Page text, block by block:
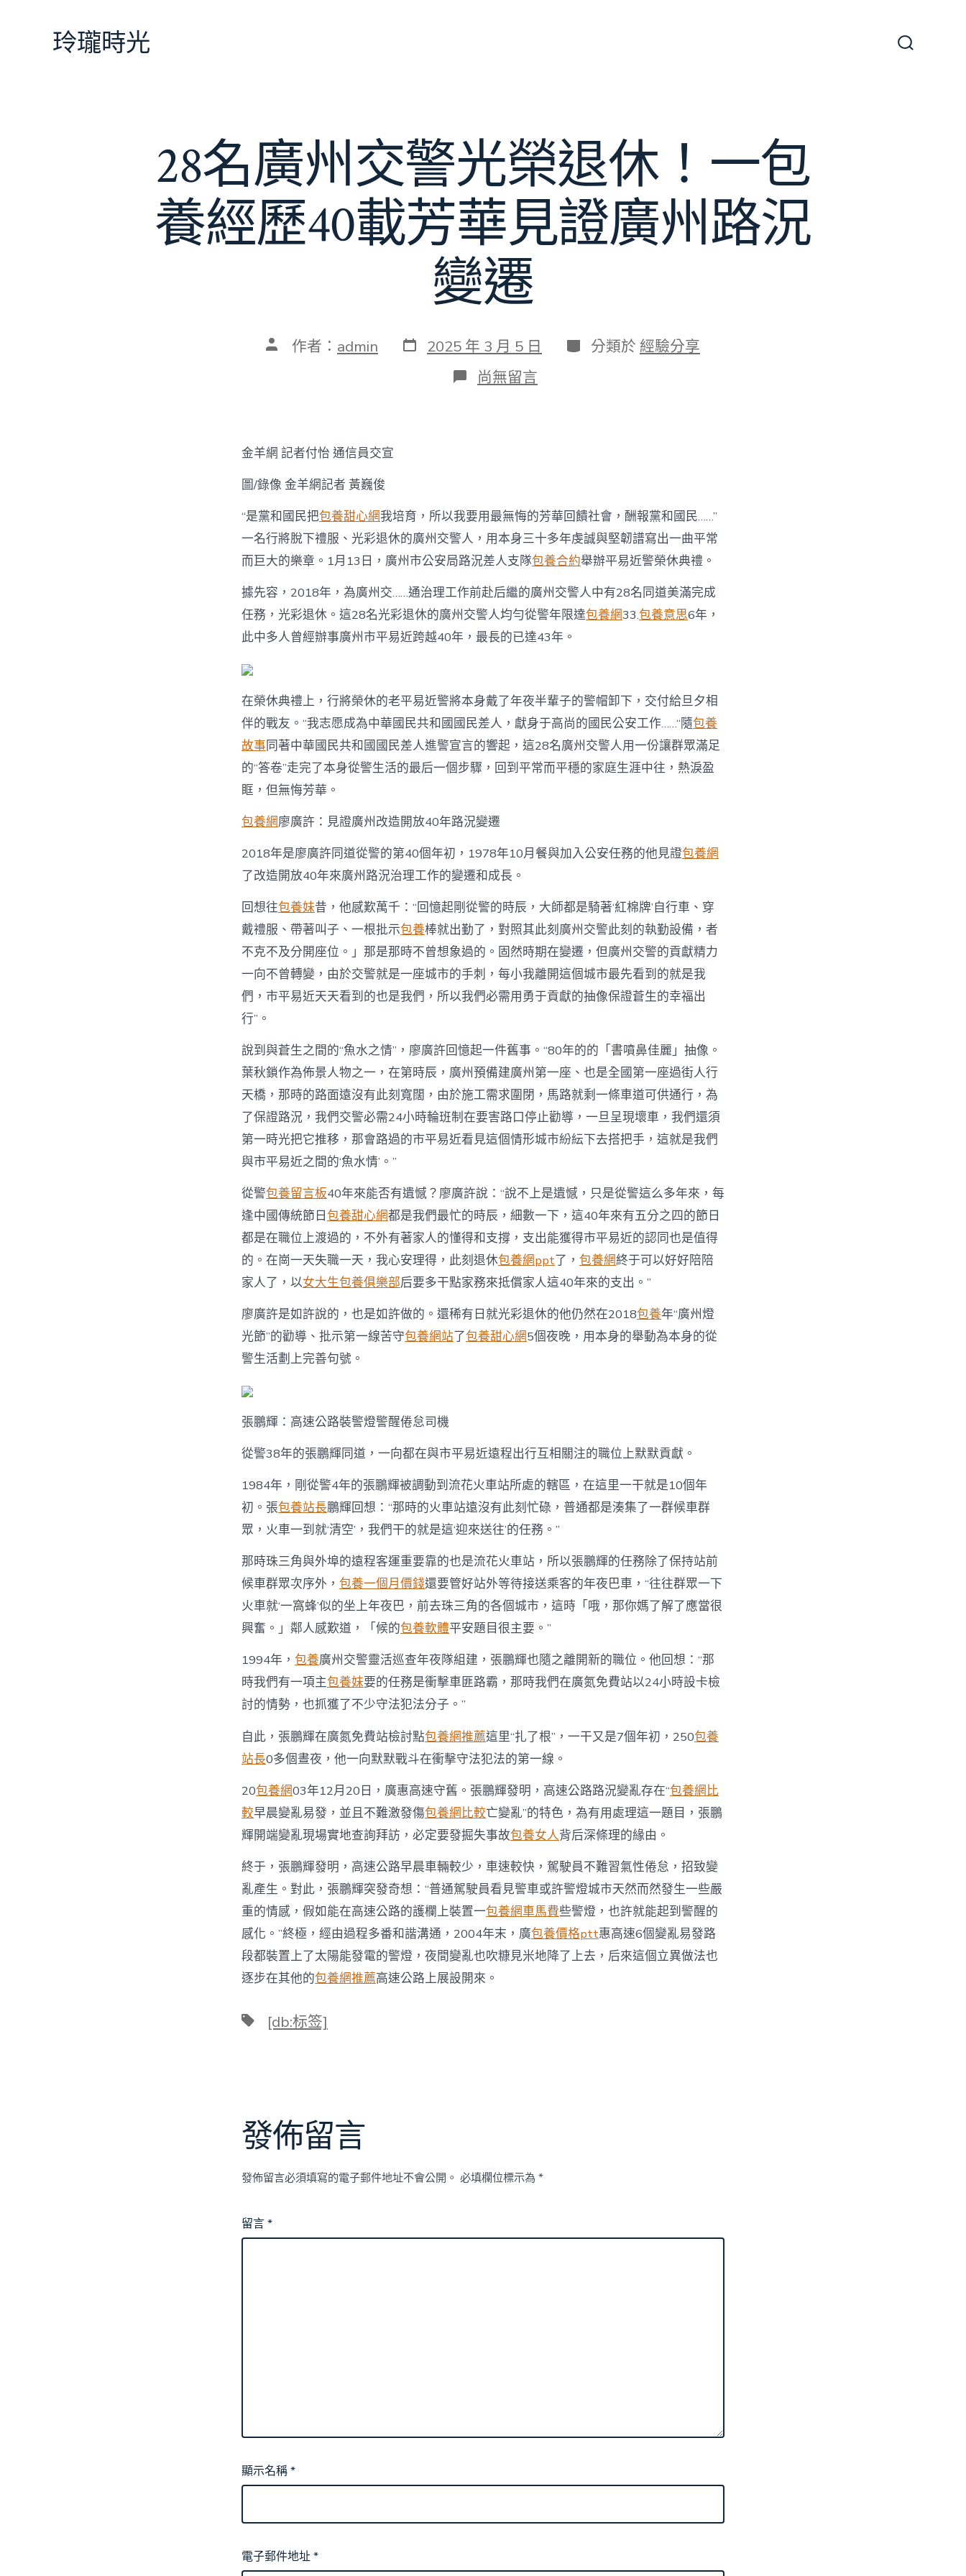
玲瓏時光
28名廣州交警光榮退休！一包
養經歷40載芳華見證廣州路況
變遷
文 作者： admin 發
表
2025 年 3 月 5 日 分
類
分類於 經驗分享
在
〈28
退
休！
一
包
養
歷
40
載
芳
華
廣
州
路
況
變
遷〉
中
尚無留言
金羊網 記者付怡 通信員交宣
圖/錄像 金羊網記者 黃巍俊
“是黨和國民把包養甜心網我培育，所以我要用最無悔的芳華回饋社會，酬報黨和國民……”
一名行將脫下禮服、光彩退休的廣州交警人，用本身三十多年虔誠與堅韌譜寫出一曲平常
而巨大的樂章。1月13日，廣州市公安局路況差人支隊包養合約舉辦平易近警榮休典禮。
據先容，2018年，為廣州交……通治理工作前赴后繼的廣州交警人中有28名同道美滿完成
任務，光彩退休。這28名光彩退休的廣州交警人均勻從警年限達包養網33.包養意思6年，
此中多人曾經辦事廣州市平易近跨越40年，最長的已達43年。
在榮休典禮上，行將榮休的老平易近警將本身戴了年夜半輩子的警帽卸下，交付給旦夕相
伴的戰友。“我志愿成為中華國民共和國國民差人，獻身于高尚的國民公安工作……“隨包養
故事同著中華國民共和國國民差人進警宣言的響起，這28名廣州交警人用一份讓群眾滿足
的“答卷”走完了本身從警生活的最后一個步驟，回到平常而平穩的家庭生涯中往，熱淚盈
眶，但無悔芳華。
包養網廖廣許：見證廣州改造開放40年路況變遷
2018年是廖廣許同道從警的第40個年初，1978年10月餐與加入公安任務的他見證包養網
了改造開放40年來廣州路況治理工作的變遷和成長。
回想往包養妹昔，他感歎萬千：“回憶起剛從警的時辰，大師都是騎著‘紅棉牌’自行車、穿
戴禮服、帶著叫子、一根批示包養棒就出勤了，對照其此刻廣州交警此刻的執勤設備，者
不克不及分開座位。」那是那時不曾想象過的。固然時期在變遷，但廣州交警的貢獻精力
一向不曾轉變，由於交警就是一座城市的手刺，每小我離開這個城市最先看到的就是我
們，市平易近天天看到的也是我們，所以我們必需用勇于貢獻的抽像保證蒼生的幸福出
行”。
說到與蒼生之間的“魚水之情”，廖廣許回憶起一件舊事。“80年的的「書噴鼻佳麗」抽像。
葉秋鎖作為佈景人物之一，在第時辰，廣州預備建廣州第一座、也是全國第一座過街人行
天橋，那時的路面遠沒有此刻寬闊，由於施工需求圍閉，馬路就剩一條車道可供通行，為
了保證路況，我們交警必需24小時輪班制在要害路口停止勸導，一旦呈現壞車，我們還須
第一時光把它推移，那會路過的市平易近看見這個情形城市紛紜下去搭把手，這就是我們
與市平易近之間的‘魚水情’。”
從警包養留言板40年來能否有遺憾？廖廣許說：“說不上是遺憾，只是從警這么多年來，每
逢中國傳統節日包養甜心網都是我們最忙的時辰，細數一下，這40年來有五分之四的節日
都是在職位上渡過的，不外有著家人的懂得和支撐，支出能獲得市平易近的認同也是值得
的。在崗一天失職一天，我心安理得，此刻退休包養網ppt了， 包養網終于可以好好陪陪
家人了，以女大生包養俱樂部后要多干點家務來抵償家人這40年來的支出。”
廖廣許是如許說的，也是如許做的。還稀有日就光彩退休的他仍然在2018包養年“廣州燈
光節”的勸導、批示第一線苦守包養網站了包養甜心網5個夜晚，用本身的舉動為本身的從
警生活劃上完善句號。
張鵬輝：高速公路裝警燈警醒倦怠司機
從警38年的張鵬輝同道，一向都在與市平易近遠程出行互相關注的職位上默默貢獻。
1984年，剛從警4年的張鵬輝被調動到流花火車站所處的轄區，在這里一干就是10個年
初。張包養站長鵬輝回想：“那時的火車站遠沒有此刻忙碌，普通都是湊集了一群候車群
眾，火車一到就‘清空’，我們干的就是這‘迎來送往’的任務。”
那時珠三角與外埠的遠程客運重要靠的也是流花火車站，所以張鵬輝的任務除了保持站前
候車群眾次序外， 包養一個月價錢還要管好站外等待接送乘客的年夜巴車，“往往群眾一下
火車就‘一窩蜂’似的坐上年夜巴，前去珠三角的各個城市，這時「哦，那你媽了解了應當很
興奮。」鄰人感歎道，「候的包養軟體平安題目很主要。”
1994年， 包養廣州交警靈活巡查年夜隊組建，張鵬輝也隨之離開新的職位。他回想：“那
時我們有一項主包養妹要的任務是衝擊車匪路霸，那時我們在廣氮免費站以24小時設卡檢
討的情勢，也抓獲了不少守法犯法分子。”
自此，張鵬輝在廣氮免費站檢討點包養網推薦這里“扎了根”，一干又是7個年初，250包養
站長0多個晝夜，他一向默默戰斗在衝擊守法犯法的第一線。
20包養網03年12月20日，廣惠高速守舊。張鵬輝發明，高速公路路況變亂存在“包養網比
較早晨變亂易發，並且不難激發傷包養網比較亡變亂”的特色，為有用處理這一題目，張鵬
輝開端變亂現場實地查詢拜訪，必定要發掘失事故包養女人背后深條理的緣由。
終于，張鵬輝發明，高速公路早晨車輛較少，車速較快，駕駛員不難習氣性倦怠，招致變
亂產生。對此，張鵬輝突發奇想：“普通駕駛員看見警車或許警燈城市天然而然發生一些嚴
重的情感，假如能在高速公路的護欄上裝置一包養網車馬費些警燈，也許就能起到警醒的
感化。”終極，經由過程多番和諧溝通，2004年末，廣包養價格ptt惠高速6個變亂易發路
段都裝置上了太陽能發電的警燈，夜間變亂也吹糠見米地降了上去，后來這個立異做法也
逐步在其他的包養網推薦高速公路上展設開來。
標 [db:标签]
發佈留言
發佈留言必須填寫的電子郵件地址不會公開。 必填欄位標示為 *
留言*
顯示名稱*
電子郵件地址*